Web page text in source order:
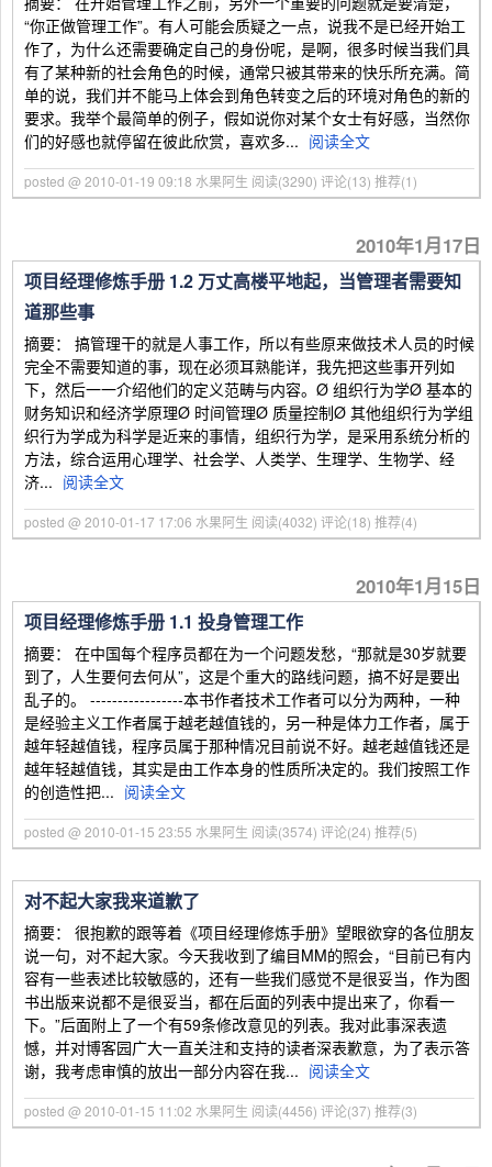
“你正做管理工作”。有人可能会质疑之一点，说我不是已经开始工
作了，为什么还需要确定自己的身份呢，是啊，很多时候当我们具
有了某种新的社会角色的时候，通常只被其带来的快乐所充满。简
单的说，我们并不能马上体会到角色转变之后的环境对角色的新的
要求。我举个最简单的例子，假如说你对某个女士有好感，当然你
们的好感也就停留在彼此欣赏，喜欢多... 阅读全文
posted @ 2010-01-19 09:18 水果阿生 阅读(3290) 评论(13) 推荐(1)
2010年1月17日
项目经理修炼手册 1.2 万丈高楼平地起，当管理者需要知
道那些事
摘要： 搞管理干的就是人事工作，所以有些原来做技术人员的时候
完全不需要知道的事，现在必须耳熟能详，我先把这些事开列如
下，然后一一介绍他们的定义范畴与内容。Ø 组织行为学Ø 基本的
财务知识和经济学原理Ø 时间管理Ø 质量控制Ø 其他组织行为学组
织行为学成为科学是近来的事情，组织行为学，是采用系统分析的
方法，综合运用心理学、社会学、人类学、生理学、生物学、经
济... 阅读全文
posted @ 2010-01-17 17:06 水果阿生 阅读(4032) 评论(18) 推荐(4)
2010年1月15日
项目经理修炼手册 1.1 投身管理工作
摘要： 在中国每个程序员都在为一个问题发愁，“那就是30岁就要
到了，人生要何去何从”，这是个重大的路线问题，搞不好是要出
乱子的。 -----------------本书作者技术工作者可以分为两种，一种
是经验主义工作者属于越老越值钱的，另一种是体力工作者，属于
越年轻越值钱，程序员属于那种情况目前说不好。越老越值钱还是
越年轻越值钱，其实是由工作本身的性质所决定的。我们按照工作
的创造性把... 阅读全文
posted @ 2010-01-15 23:55 水果阿生 阅读(3574) 评论(24) 推荐(5)
对不起大家我来道歉了
摘要： 很抱歉的跟等着《项目经理修炼手册》望眼欲穿的各位朋友
说一句，对不起大家。今天我收到了编目MM的照会，“目前已有内
容有一些表述比较敏感的，还有一些我们感觉不是很妥当，作为图
书出版来说都不是很妥当，都在后面的列表中提出来了，你看一
下。”后面附上了一个有59条修改意见的列表。我对此事深表遗
憾，并对博客园广大一直关注和支持的读者深表歉意，为了表示答
谢，我考虑审慎的放出一部分内容在我... 阅读全文
posted @ 2010-01-15 11:02 水果阿生 阅读(4456) 评论(37) 推荐(3)